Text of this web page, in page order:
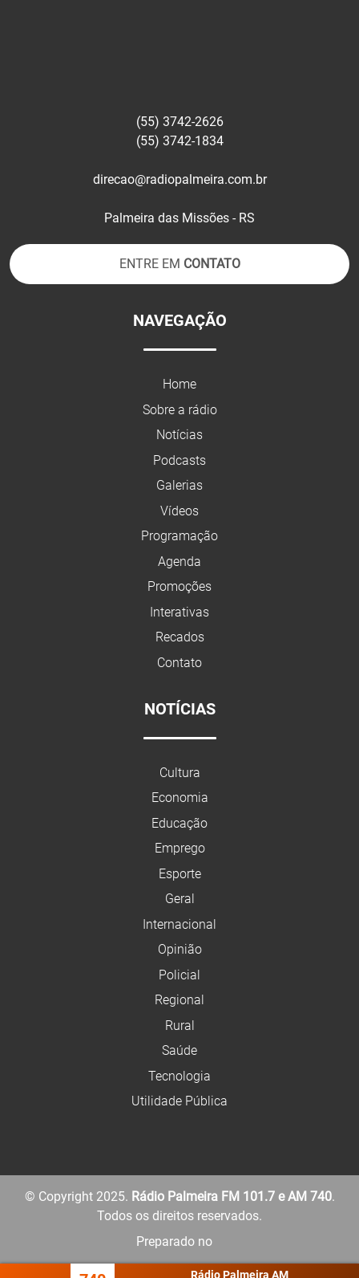
(55) 3742-2626
(55) 3742-1834
direcao@radiopalmeira.com.br
Palmeira das Missões - RS
ENTRE EM CONTATO
NAVEGAÇÃO
Home
Sobre a rádio
Notícias
Podcasts
Galerias
Vídeos
Programação
Agenda
Promoções
Interativas
Recados
Contato
NOTÍCIAS
Cultura
Economia
Educação
Emprego
Esporte
Geral
Internacional
Opinião
Policial
Regional
Rural
Saúde
Tecnologia
Utilidade Pública
© Copyright 2025. Rádio Palmeira FM 101.7 e AM 740.
Todos os direitos reservados.
Preparado no
Rádio Palmeira AM